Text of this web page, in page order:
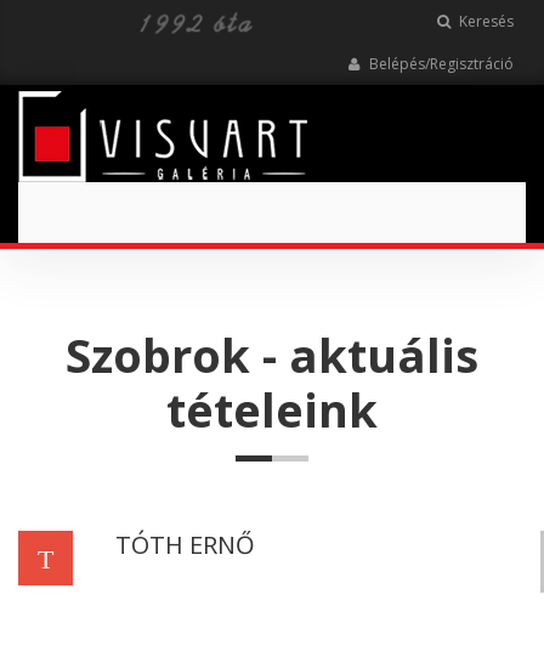
Keresés
Belépés/Regisztráció
Szobrok - aktuális
tételeink
T TÓTH ERNŐ